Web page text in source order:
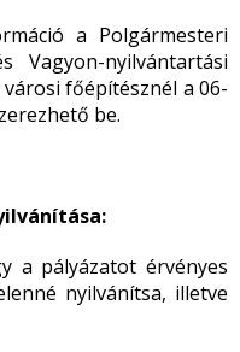
a Polgármesteri
Vagyon-nyilvántartási
főépítésznél a 06-
be.
a pályázatot érvényes
nyilvánítsa, illetve